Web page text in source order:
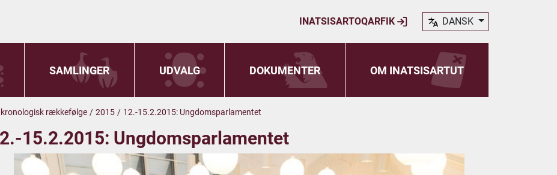
INATSISARTOQARFIK DANSK
SAMLINGER UDVALG DOKUMENTER OM INATSISARTUT
kronologisk rækkefølge / 2015 / 12.-15.2.2015: Ungdomsparlamentet
15.2.2015: Ungdomsparlamentet